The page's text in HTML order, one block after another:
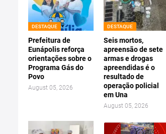
DESTAQUE
Prefeitura de
Eunápolis reforça
orientações sobre o
Programa Gás do
Povo
August 05, 2026
DESTAQUE
Seis mortos,
apreensão de sete
armas e drogas
apreendidas é o
resultado de
operação policial
em Una
August 05, 2026